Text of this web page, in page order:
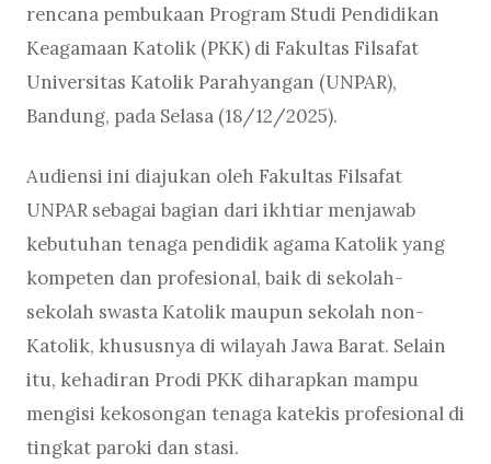
rencana pembukaan Program Studi Pendidikan
Keagamaan Katolik (PKK) di Fakultas Filsafat
Universitas Katolik Parahyangan (UNPAR),
Bandung, pada Selasa (18/12/2025).
Audiensi ini diajukan oleh Fakultas Filsafat
UNPAR sebagai bagian dari ikhtiar menjawab
kebutuhan tenaga pendidik agama Katolik yang
kompeten dan profesional, baik di sekolah-
sekolah swasta Katolik maupun sekolah non-
Katolik, khususnya di wilayah Jawa Barat. Selain
itu, kehadiran Prodi PKK diharapkan mampu
mengisi kekosongan tenaga katekis profesional di
tingkat paroki dan stasi.